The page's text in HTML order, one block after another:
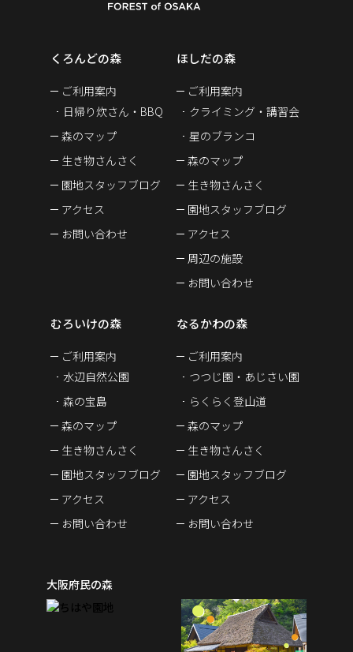
くろんどの森
ご利用案内
日帰り炊さん・BBQ
森のマップ
生き物さんさく
園地スタッフブログ
アクセス
お問い合わせ
ほしだの森
ご利用案内
クライミング・講習会
星のブランコ
森のマップ
生き物さんさく
園地スタッフブログ
アクセス
周辺の施設
お問い合わせ
むろいけの森
ご利用案内
水辺自然公園
森の宝島
森のマップ
生き物さんさく
園地スタッフブログ
アクセス
お問い合わせ
なるかわの森
ご利用案内
つつじ園・あじさい園
らくらく登山道
森のマップ
生き物さんさく
園地スタッフブログ
アクセス
お問い合わせ
大阪府民の森